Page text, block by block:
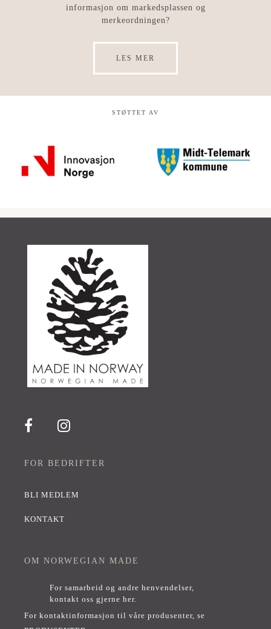
informasjon om markedsplassen og
merkeordningen?
LES MER
STØTTET AV
FOR BEDRIFTER
BLI MEDLEM
KONTAKT
OM NORWEGIAN MADE
For samarbeid og andre henvendelser,
kontakt oss gjerne her.
For kontaktinformasjon til våre produsenter, se